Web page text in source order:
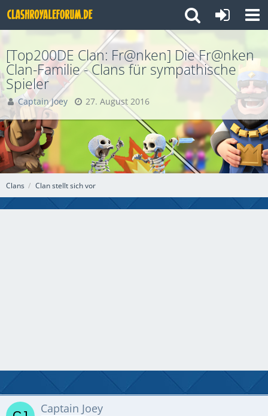
Clans Clan stellt sich vor
[Top200DE Clan: Fr@nken] Die Fr@nken
Clan-Familie - Clans für sympathische
Spieler
Captain Joey 27. August 2016
Captain Joey